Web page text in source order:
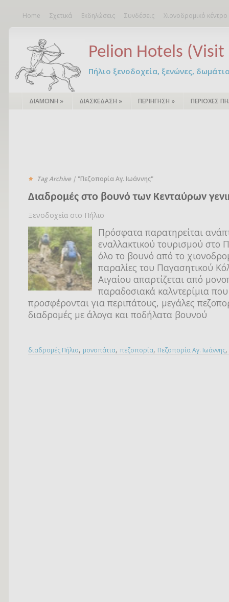
Home Σχετικά Εκδηλώσεις Συνδέσεις Χιονοδρομικό
Pelion Hotels (Visit
Πήλιο ξενοδοχεία, ξενώνες,
ΔΙΑΜΟΝΗ » ΔΙΑΣΚΕΔΑΣΗ » ΠΕΡΙΗΓΗΣΗ » ΠΕΡΙΟΧΕΣ
Tag Archive | "Πεζοπορία Αγ. Ιωάννης"
Διαδρομές στο βουνό των Κενταύρων
Ξενοδοχεία στο Πήλιο
Πρόσφατα παρατηρείται
εναλλακτικού τουρισμού στο
όλο το βουνό από το
παραλίες του Παγασητικού
Αιγαίου απαρτίζεται από
παραδοσιακά καλντερίμια που
προσφέρονται για περιπάτους, μεγάλες
διαδρομές με άλογα και ποδήλατα βουνού
διαδρομές Πήλιο, μονοπάτια, πεζοπορία, Πεζοπορία Αγ. Ιωάννης,